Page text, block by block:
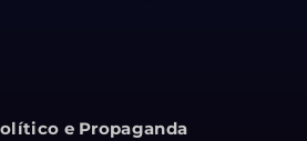
e Propaganda